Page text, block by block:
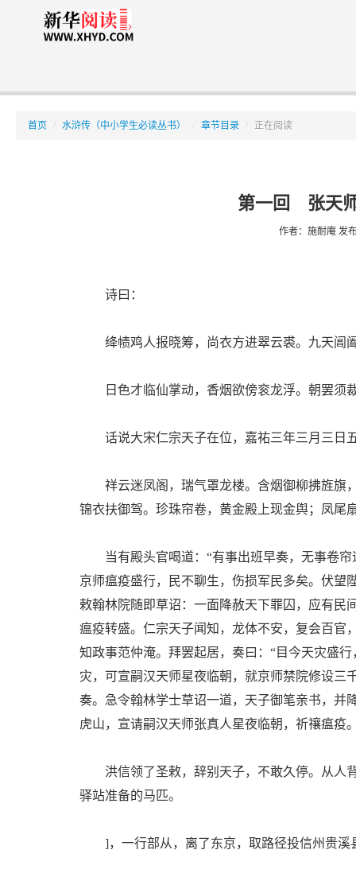
首页 水浒传（中小学生必读丛书） 章节目录 正在阅读
第一回 张天
作者：施耐庵 发
诗曰：
绛帻鸡人报晓筹，尚衣方进翠云裘。九天阊
日色才临仙掌动，香烟欲傍衮龙浮。朝罢须
话说大宋仁宗天子在位，嘉祐三年三月三日
祥云迷凤阁，瑞气罩龙楼。含烟御柳拂旌旗
锦衣扶御驾。珍珠帘卷，黄金殿上现金舆；凤尾
当有殿头官喝道：“有事出班早奏，无事卷帘
京师瘟疫盛行，民不聊生，伤损军民多矣。伏望
敕翰林院随即草诏：一面降赦天下罪囚，应有民
瘟疫转盛。仁宗天子闻知，龙体不安，复会百官
知政事范仲淹。拜罢起居，奏曰：“目今天灾盛
灾，可宣嗣汉天师星夜临朝，就京师禁院修设三
奏。急令翰林学士草诏一道，天子御笔亲书，并
虎山，宣请嗣汉天师张真人星夜临朝，祈禳瘟疫
洪信领了圣敕，辞别天子，不敢久停。从人
驿站准备的马匹。
]，一行部从，离了东京，取路径投信州贵溪